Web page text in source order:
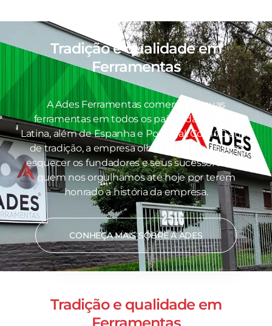
Tradição e qualidade em
Ferramentas
A Ades Ferramentas comercializa suas
ferramentas em todos os países da América
Latina, além de Espanha e Portugal. Com 70 anos
de tradição, a empresa olha para o futuro sem
esquecer os fundadores e seus sucessores, por
quem nos orgulhamos até hoje por terem
honrado a história da empresa.
CONHEÇA MAIS SOBRE A ADES
Tradição e qualidade em